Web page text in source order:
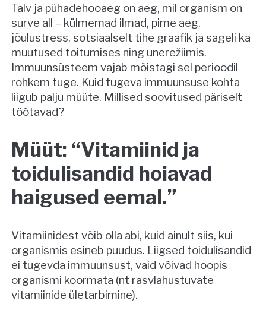
Talv ja pühadehooaeg on aeg, mil organism on
surve all – külmemad ilmad, pime aeg,
jõulustress, sotsiaalselt tihe graafik ja sageli ka
muutused toitumises ning unerežiimis.
Immuunsüsteem vajab mõistagi sel perioodil
rohkem tuge. Kuid tugeva immuunsuse kohta
liigub palju müüte. Millised soovitused päriselt
töötavad?
Müüt: “Vitamiinid ja
toidulisandid hoiavad
haigused eemal.”
Vitamiinidest võib olla abi, kuid ainult siis, kui
organismis esineb puudus. Liigsed toidulisandid
ei tugevda immuunsust, vaid võivad hoopis
organismi koormata (nt rasvlahustuvate
vitamiinide ületarbimine).